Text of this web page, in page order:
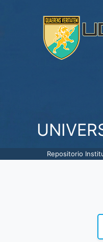
Repositorio